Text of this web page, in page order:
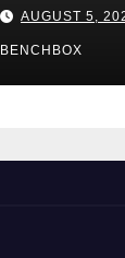
AUGUST 5,
BENCHBOX